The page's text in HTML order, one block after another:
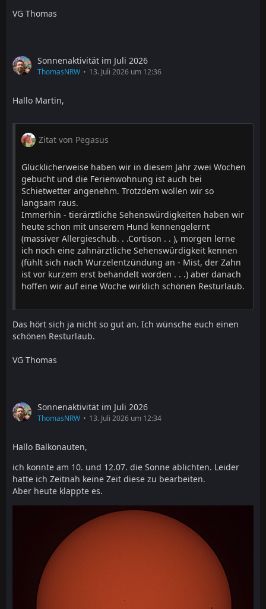
VG Thomas
Sonnenaktivität im Juli 2026
ThomasNRW 13. Juli 2026 um 12:36
Hallo Martin,
Zitat von Pegasus
Glücklicherweise haben wir in diesem Jahr zwei Wochen
gebucht und die Ferienwohnung ist auch bei
Schietwetter angenehm. Trotzdem wollen wir so
langsam raus.
Immerhin - tierärztliche Sehenswürdigkeiten haben wir
heute schon mit unserem Hund kennengelernt
(massiver Allergieschub. . .Cortison . . ), morgen lerne
ich noch eine zahnärztliche Sehenswürdigkeit kennen
(fühlt sich nach Wurzelentzündung an - Mist, der Zahn
ist vor kurzem erst behandelt worden . . .) aber danach
hoffen wir auf eine Woche wirklich schönen Resturlaub.
Das hört sich ja nicht so gut an. Ich wünsche euch einen
schönen Resturlaub.
VG Thomas
Sonnenaktivität im Juli 2026
ThomasNRW 13. Juli 2026 um 12:34
Hallo Balkonauten,
ich konnte am 10. und 12.07. die Sonne ablichten. Leider
hatte ich Zeitnah keine Zeit diese zu bearbeiten.
Aber heute klappte es.